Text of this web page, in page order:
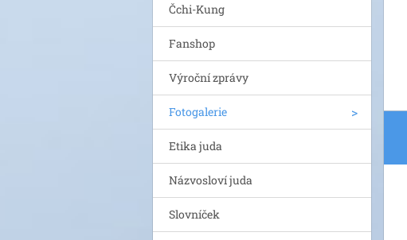
Čchi-Kung
Fanshop
Výroční zprávy
Fotogalerie
Etika juda
Názvosloví juda
Slovníček